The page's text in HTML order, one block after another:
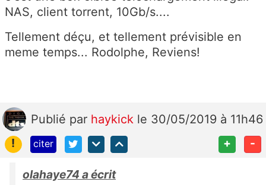
NAS, client torrent, 10Gb/s....
Tellement déçu, et tellement prévisible en
meme temps... Rodolphe, Reviens!
Publié par haykick le 30/05/2019 à 11h46
!
citer + -
olahaye74 a écrit